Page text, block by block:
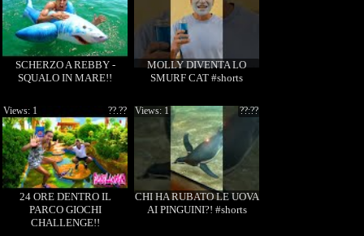
SCHERZO A REBBY -
SQUALO IN MARE!!
MOLLY DIVENTA LO
SMURF CAT #shorts
24 ORE DENTRO IL
PARCO GIOCHI
CHALLENGE!!
??.??
Views: 1
CHI HA RUBATO LE UOVA
AI PINGUINI?! #shorts
??:??
Views: 1